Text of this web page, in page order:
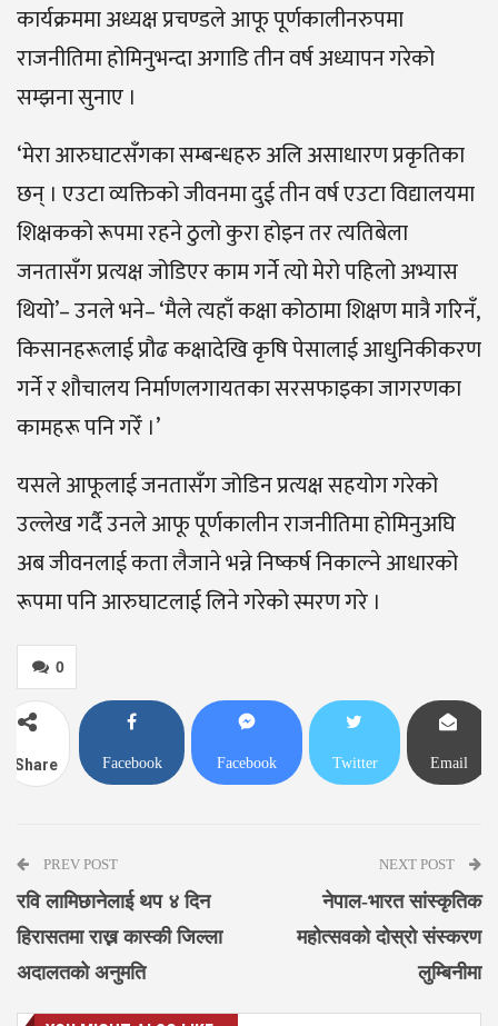
कार्यक्रममा अध्यक्ष प्रचण्डले आफू पूर्णकालीनरुपमा
राजनीतिमा होमिनुभन्दा अगाडि तीन वर्ष अध्यापन गरेको
सम्झना सुनाए ।
‘मेरा आरुघाटसँगका सम्बन्धहरु अलि असाधारण प्रकृतिका
छन् । एउटा व्यक्तिको जीवनमा दुई तीन वर्ष एउटा विद्यालयमा
शिक्षकको रूपमा रहने ठुलो कुरा होइन तर त्यतिबेला
जनतासँग प्रत्यक्ष जोडिएर काम गर्ने त्यो मेरो पहिलो अभ्यास
थियो’– उनले भने– ‘मैले त्यहाँ कक्षा कोठामा शिक्षण मात्रै गरिनँ,
किसानहरूलाई प्रौढ कक्षादेखि कृषि पेसालाई आधुनिकीकरण
गर्ने र शौचालय निर्माणलगायतका सरसफाइका जागरणका
कामहरू पनि गरेँ ।’
यसले आफूलाई जनतासँग जोडिन प्रत्यक्ष सहयोग गरेको
उल्लेख गर्दै उनले आफू पूर्णकालीन राजनीतिमा होमिनुअघि
अब जीवनलाई कता लैजाने भन्ने निष्कर्ष निकाल्ने आधारको
रूपमा पनि आरुघाटलाई लिने गरेको स्मरण गरे ।
0
Share Facebook Facebook Twitter Email
PREV POST
रवि लामिछानेलाई थप ४ दिन
हिरासतमा राख्न कास्की जिल्ला
अदालतको अनुमति
NEXT POST
नेपाल-भारत सांस्कृतिक
महोत्सवको दोस्रो संस्करण
लुम्बिनीमा